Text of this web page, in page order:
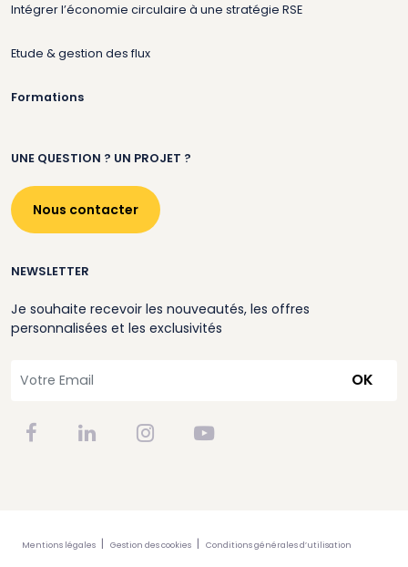
Intégrer l’économie circulaire à une stratégie RSE
Etude & gestion des flux
Formations
UNE QUESTION ? UN PROJET ?
Nous contacter
NEWSLETTER
Je souhaite recevoir les nouveautés, les offres
personnalisées et les exclusivités
OK
Mentions légales Gestion des cookies Conditions générales d’utilisation